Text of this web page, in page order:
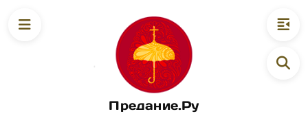
Предание.Ру